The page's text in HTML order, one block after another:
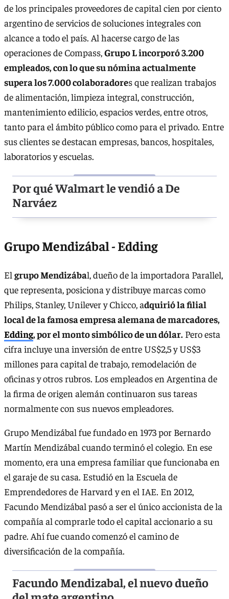
de los principales proveedores de capital cien por ciento
argentino de servicios de soluciones integrales con
alcance a todo el país. Al hacerse cargo de las
operaciones de Compass,Grupo L incorporó 3.200
empleados, con lo que su nómina actualmente
supera los 7.000 colaboradores que realizan trabajos
de alimentación, limpieza integral, construcción,
mantenimiento edilicio, espacios verdes, entre otros,
tanto para el ámbito público como para el privado. Entre
sus clientes se destacan empresas, bancos, hospitales,
laboratorios y escuelas.
Por qué Walmart le vendió a De
Narváez
Grupo Mendizábal - Edding
El grupo Mendizábal, dueño de la importadora Parallel,
que representa, posiciona y distribuye marcas como
Philips, Stanley, Unilever y Chicco, adquirió la filial
local de la famosa empresa alemana de marcadores,
Edding, por el monto simbólico de un dólar. Pero esta
cifra incluye una inversión de entre US$2,5 y US$3
millones para capital de trabajo, remodelación de
oficinas y otros rubros. Los empleados en Argentina de
la firma de origen alemán continuaron sus tareas
normalmente con sus nuevos empleadores.
Grupo Mendizábal fue fundado en 1973 por Bernardo
Martín Mendizábal cuando terminó el colegio. En ese
momento, era una empresa familiar que funcionaba en
el garaje de su casa. Estudió en la Escuela de
Emprendedores de Harvard y en el IAE. En 2012,
Facundo Mendizábal pasó a ser el único accionista de la
compañía al comprarle todo el capital accionario a su
padre. Ahí fue cuando comenzó el camino de
diversificación de la compañía.
Facundo Mendizabal, el nuevo dueño